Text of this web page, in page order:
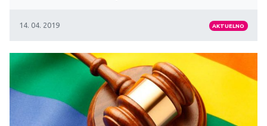
14. 04. 2019 AKTUELNO